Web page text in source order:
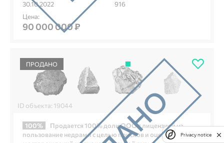
30.10.2022
916
Цена:
90 000 000 ₽
ПРОДАНО
ID объекта: 19044
100%
Продается 100% доли ООО с лицензией на
пользование недрами с целью поисков и оценки
Privacy notice